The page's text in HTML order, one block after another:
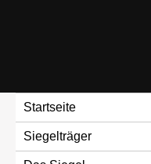
Startseite
Siegelträger